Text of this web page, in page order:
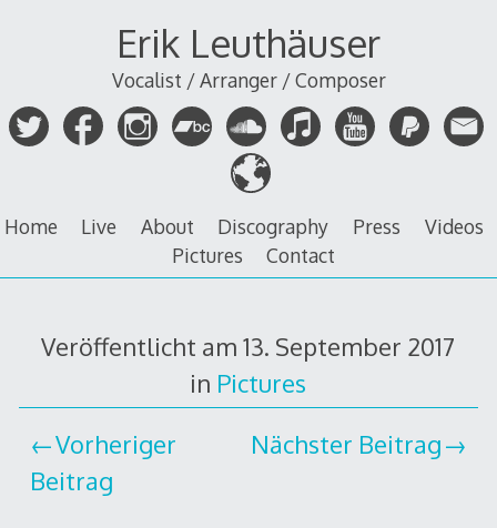
Erik Leuthäuser
Vocalist / Arranger / Composer
Home Live About Discography Press
Videos
Pictures
Contact
Veröffentlicht am13. September 2017
in Pictures
Vorheriger
Beitrag
Nächster Beitrag